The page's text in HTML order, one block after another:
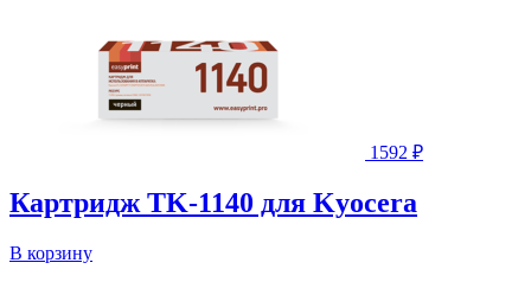
1592 ₽
Картридж TK-1140 для Kyocera
В корзину